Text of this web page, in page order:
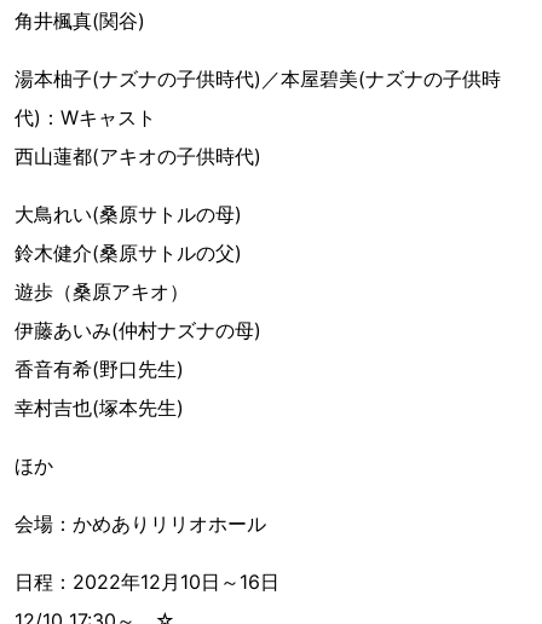
角井楓真(関谷)
湯本柚子(ナズナの子供時代)／本屋碧美(ナズナの子供時
代)：Wキャスト
西山蓮都(アキオの子供時代)
大鳥れい(桑原サトルの母)
鈴木健介(桑原サトルの父)
遊歩（桑原アキオ）
伊藤あいみ(仲村ナズナの母)
香音有希(野口先生)
幸村吉也(塚本先生)
ほか
会場：かめありリリオホール
日程：2022年12月10日～16日